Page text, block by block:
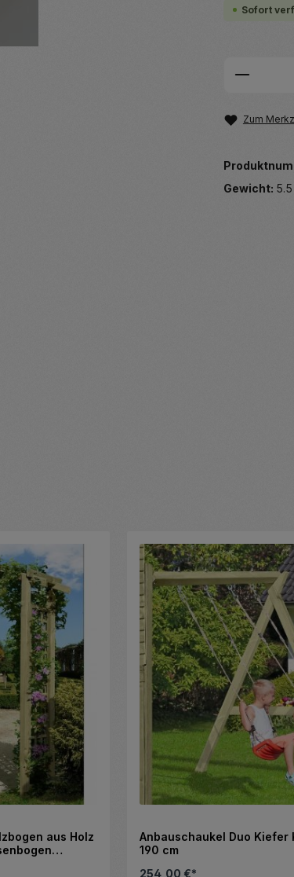
Sofort
Zum
Gewicht:
aus Holz
Anbauschaukel Duo Kiefer
190 cm
254,00 €*